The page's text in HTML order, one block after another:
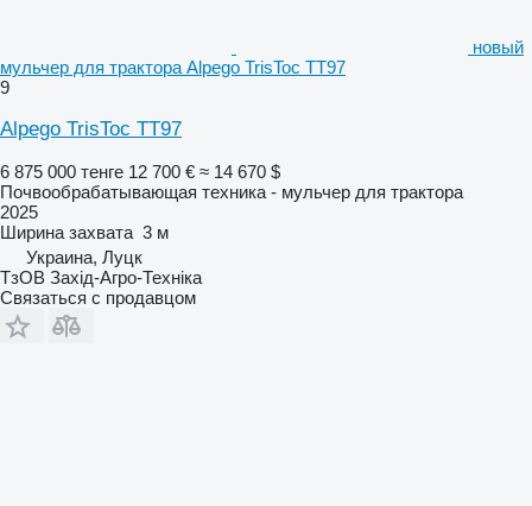
новый
мульчер для трактора Alpego TrisToc TT97
9
Alpego TrisToc TT97
6 875 000 тенге 12 700 € ≈ 14 670 $
Почвообрабатывающая техника - мульчер для трактора
2025
Ширина захвата 3 м
Украина, Луцк
ТзОВ Захід-Агро-Техніка
Связаться с продавцом